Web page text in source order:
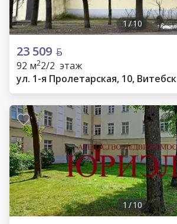
1/10
23 509
92 м22/2 этаж
ул. 1-я Пролетарская, 10, Витебск
1/10